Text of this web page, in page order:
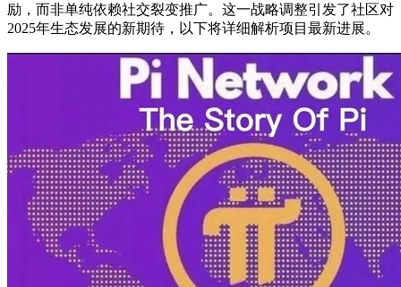
励，而非单纯依赖社交裂变推广。这一战略调整引发了社区对
2025年生态发展的新期待，以下将详细解析项目最新进展。